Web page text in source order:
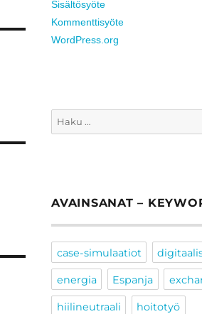
Sisältösyöte
Kommenttisyöte
WordPress.org
Etsi:
AVAINSANAT –
case-simulaatiot
energia Espanja
hiilineutraali hoitotyö